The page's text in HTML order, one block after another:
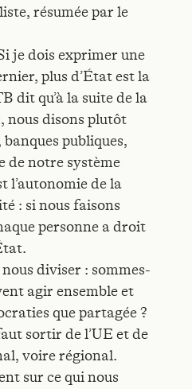
résumée par le
je dois exprimer une
plus d’État est la
dit qu’à la suite de la
nous disons plutôt
publiques,
de notre système
l’autonomie de la
: si nous faisons
personne a droit
diviser : sommes-
agir ensemble et
que partagée ?
sortir de l’UE et de
voire régional.
sur ce qui nous